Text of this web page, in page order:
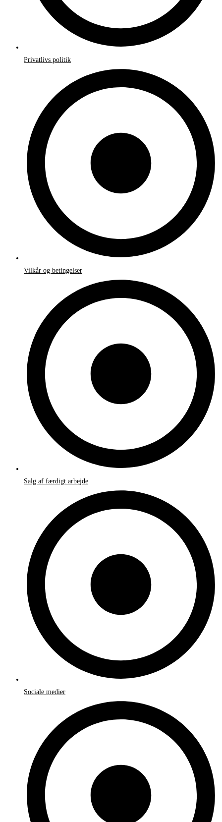
Privatlivs politik
Vilkår og betingelser
Salg af færdigt arbejde
Sociale medier